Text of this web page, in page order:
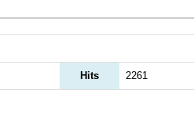
Hits 2261